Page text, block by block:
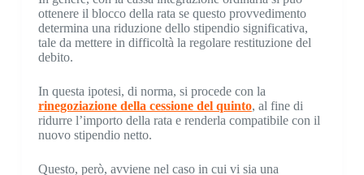
ottenere il blocco della rata se questo provvedimento
determina una riduzione dello stipendio significativa,
tale da mettere in difficoltà la regolare restituzione del
debito.
In questa ipotesi, di norma, si procede con la
rinegoziazione della cessione del quinto, al fine di
ridurre l’importo della rata e renderla compatibile con il
nuovo stipendio netto.
Questo, però, avviene nel caso in cui vi sia una